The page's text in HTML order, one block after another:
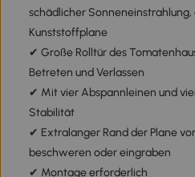
schädlicher
Kunststoffplane
✔ Große Rolltür des
Betreten und Verlassen
✔ Mit vier Abspannleinen und
Stabilität
✔ Extralanger Rand der Plane
beschweren oder eingraben
✔ Montage erforderlich